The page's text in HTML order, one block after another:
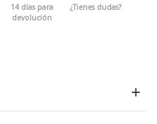
14 días para
devolución
¿Tienes dudas?